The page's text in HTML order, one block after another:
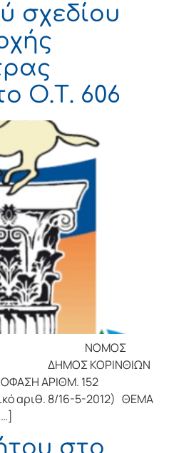
σχεδίου
Ο.Τ. 606
ΝΟΜΟΣ
ΚΟΡΙΝΘΙΩΝ
ΑΡΙΘΜ. 152
αριθ. 8/16-5-2012) ΘΕΜΑ
στο